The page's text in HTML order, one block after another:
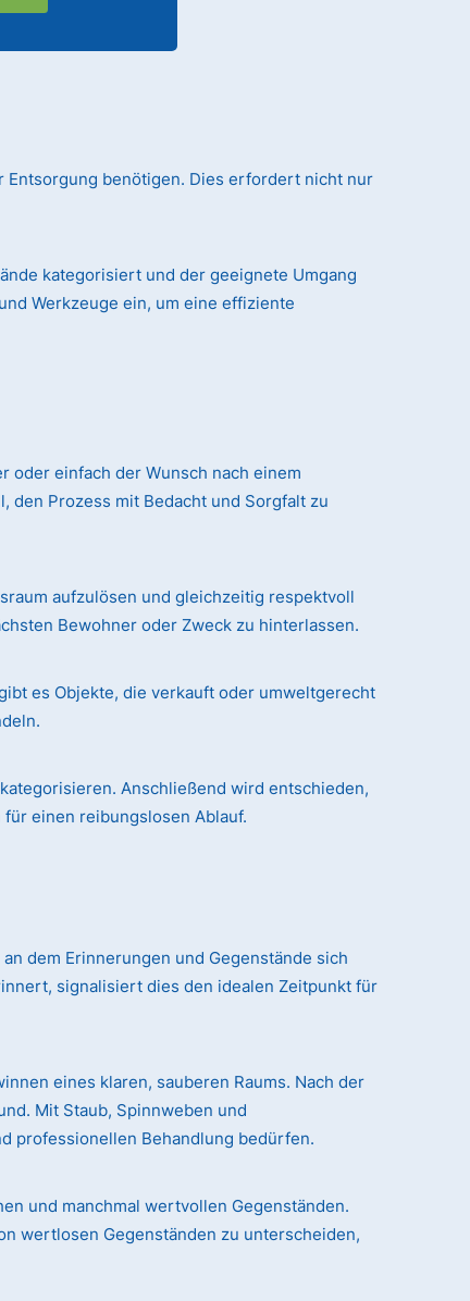
Entsorgung benötigen. Dies erfordert nicht nur
kategorisiert und der geeignete Umgang
Werkzeuge ein, um eine effiziente
oder einfach der Wunsch nach einem
den Prozess mit Bedacht und Sorgfalt zu
aufzulösen und gleichzeitig respektvoll
Bewohner oder Zweck zu hinterlassen.
es Objekte, die verkauft oder umweltgerecht
Anschließend wird entschieden,
einen reibungslosen Ablauf.
dem Erinnerungen und Gegenstände sich
signalisiert dies den idealen Zeitpunkt für
eines klaren, sauberen Raums. Nach der
Mit Staub, Spinnweben und
professionellen Behandlung bedürfen.
und manchmal wertvollen Gegenständen.
wertlosen Gegenständen zu unterscheiden,